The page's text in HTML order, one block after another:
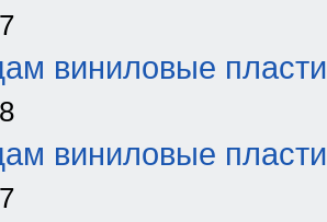
виниловые
виниловые